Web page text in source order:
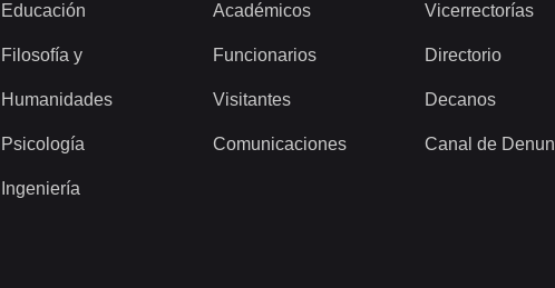
Educación
Filosofía y
Humanidades
Psicología
Ingeniería
Académicos
Funcionarios
Visitantes
Comunicaciones
Vicerrectorías
Directorio
Decanos
Canal de